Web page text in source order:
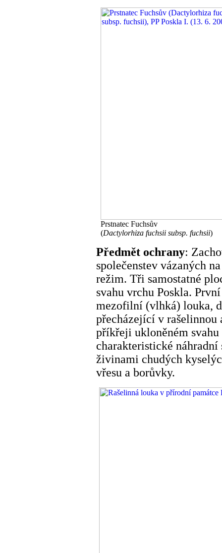
Prstnatec Fuchsův
(Dactylorhiza fuchsii subsp. fuchsii)
Předmět ochrany:
společenstev vázaných
režim. Tři samostatné
svahu vrchu Poskla.
mezofilní (vlhká) louka,
přecházející v
příkřeji ukloněném
charakteristické
živinami chudých
vřesu a borůvky.